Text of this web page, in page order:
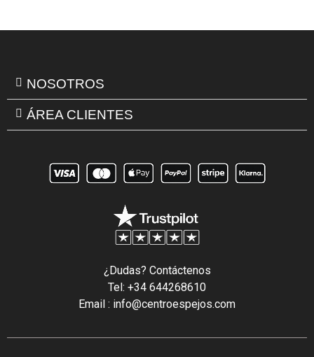
NOSOTROS
ÁREA CLIENTES
¿Dudas? Contáctenos
Tel: +34 644268610
Email : info@centroespejos.com